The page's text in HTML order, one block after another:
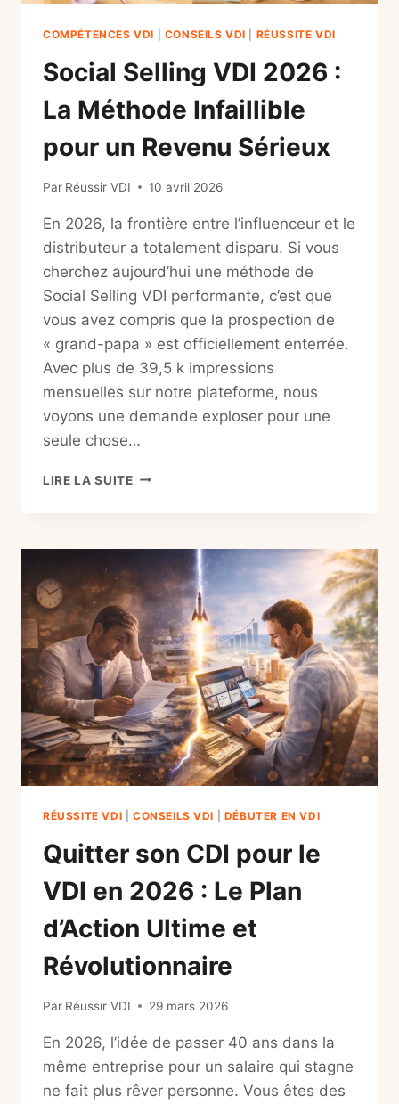
COMPÉTENCES VDI CONSEILS VDI RÉUSSITE VDI
Social Selling VDI 2026 :
La Méthode Infaillible
pour un Revenu Sérieux
Par Réussir VDI 10 avril 2026
En 2026, la frontière entre l’influenceur et le
distributeur a totalement disparu. Si vous
cherchez aujourd’hui une méthode de
Social Selling VDI performante, c’est que
vous avez compris que la prospection de
« grand-papa » est officiellement enterrée.
Avec plus de 39,5 k impressions
mensuelles sur notre plateforme, nous
voyons une demande exploser pour une
seule chose…
LIRE LA SUITESOCIAL
:
MÉTHODE
INFAILLIBLE
POUR
UN
REVENU
SÉRIEUX
RÉUSSITE VDI CONSEILS VDI DÉBUTER EN VDI
Quitter son CDI pour le
VDI en 2026 : Le Plan
d’Action Ultime et
Révolutionnaire
Par Réussir VDI 29 mars 2026
En 2026, l’idée de passer 40 ans dans la
même entreprise pour un salaire qui stagne
ne fait plus rêver personne. Vous êtes des